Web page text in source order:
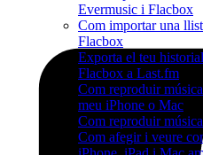
Evermusic i Flacbox
Com importar una
Flacbox
Exporta el teu
Flacbox a Last.fm
Com reproduir
meu iPhone o Mac
Com reproduir
Com afegir i veure